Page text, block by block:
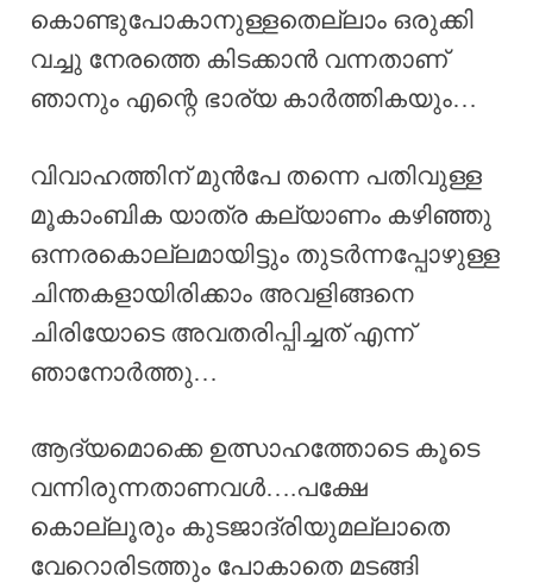
കൊണ്ടുപോകാനുള്ളതെല്ലാം ഒരുക്കി
വച്ചു നേരത്തെ കിടക്കാൻ വന്നതാണ്
ഞാനും എന്റെ ഭാര്യ കാർത്തികയും…
വിവാഹത്തിന് മുൻപേ തന്നെ പതിവുള്ള
മൂകാംബിക യാത്ര കല്യാണം കഴിഞ്ഞു
ഒന്നരകൊല്ലമായിട്ടും തുടർന്നപ്പോഴുള്ള
ചിന്തകളായിരിക്കാം അവളിങ്ങനെ
ചിരിയോടെ അവതരിപ്പിച്ചത് എന്ന്
ഞാനോർത്തു…
ആദ്യമൊക്കെ ഉത്സാഹത്തോടെ കൂടെ
വന്നിരുന്നതാണവൾ….പക്ഷേ
കൊല്ലൂരും കുടജാദ്രിയുമല്ലാതെ
വേറൊരിടത്തും പോകാതെ മടങ്ങി